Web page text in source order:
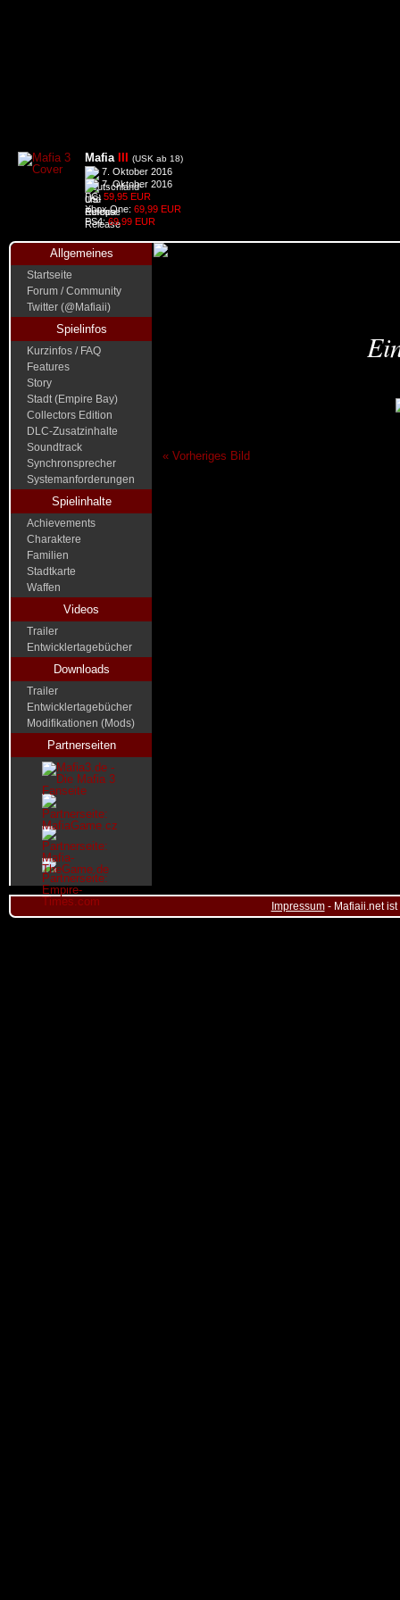
Mafia (USK ab 18)
7. Oktober 2016
7. Oktober 2016
PC: 59,95 EUR
Xbox One: 69,99 EUR
PS4:69,99 EUR
Allgemeines
Startseite
Forum / Community
Twitter (@Mafiaii)
Spielinfos
Kurzinfos / FAQ
Features
Story
Stadt (Empire Bay)
Collectors Edition
DLC-Zusatzinhalte
Soundtrack
Synchronsprecher
Systemanforderungen
Spielinhalte
Achievements
Charaktere
Familien
Stadtkarte
Waffen
Videos
Trailer
Entwicklertagebücher
Downloads
Trailer
Entwicklertagebücher
Modifikationen (Mods)
Partnerseiten
« Vorheriges Bild
Impressum- Mafiaii.net ist